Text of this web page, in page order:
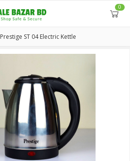
0
Prestige ST 04 Electric Kettle